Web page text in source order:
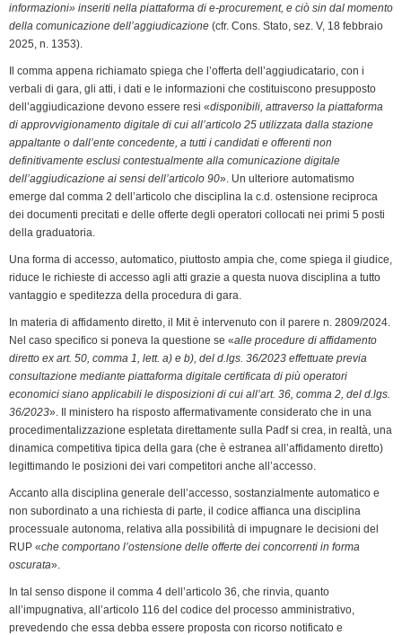
e
n
l
y
informazioni» inseriti nella piattaforma di e-procurement, e ciò sin dal momento
della comunicazione dell’aggiudicazione (cfr. Cons. Stato, sez. V, 18 febbraio
2025, n. 1353).
Il comma appena richiamato spiega che l’offerta dell’aggiudicatario, con i
verbali di gara, gli atti, i dati e le informazioni che costituiscono presupposto
dell’aggiudicazione devono essere resi «disponibili, attraverso la piattaforma
di approvvigionamento digitale di cui all’articolo 25 utilizzata dalla stazione
appaltante o dall’ente concedente, a tutti i candidati e offerenti non
definitivamente esclusi contestualmente alla comunicazione digitale
dell’aggiudicazione ai sensi dell’articolo 90». Un ulteriore automatismo
emerge dal comma 2 dell’articolo che disciplina la c.d. ostensione reciproca
dei documenti precitati e delle offerte degli operatori collocati nei primi 5 posti
della graduatoria.
Una forma di accesso, automatico, piuttosto ampia che, come spiega il giudice,
riduce le richieste di accesso agli atti grazie a questa nuova disciplina a tutto
vantaggio e speditezza della procedura di gara.
In materia di affidamento diretto, il Mit è intervenuto con il parere n. 2809/2024.
Nel caso specifico si poneva la questione se «alle procedure di affidamento
diretto ex art. 50, comma 1, lett. a) e b), del d.lgs. 36/2023 effettuate previa
consultazione mediante piattaforma digitale certificata di più operatori
economici siano applicabili le disposizioni di cui all’art. 36, comma 2, del d.lgs.
36/2023». Il ministero ha risposto affermativamente considerato che in una
procedimentalizzazione espletata direttamente sulla Padf si crea, in realtà, una
dinamica competitiva tipica della gara (che è estranea all’affidamento diretto)
legittimando le posizioni dei vari competitori anche all’accesso.
Accanto alla disciplina generale dell’accesso, sostanzialmente automatico e
non subordinato a una richiesta di parte, il codice affianca una disciplina
processuale autonoma, relativa alla possibilità di impugnare le decisioni del
RUP «che comportano l’ostensione delle offerte dei concorrenti in forma
oscurata».
In tal senso dispone il comma 4 dell’articolo 36, che rinvia, quanto
all’impugnativa, all’articolo 116 del codice del processo amministrativo,
prevedendo che essa debba essere proposta con ricorso notificato e